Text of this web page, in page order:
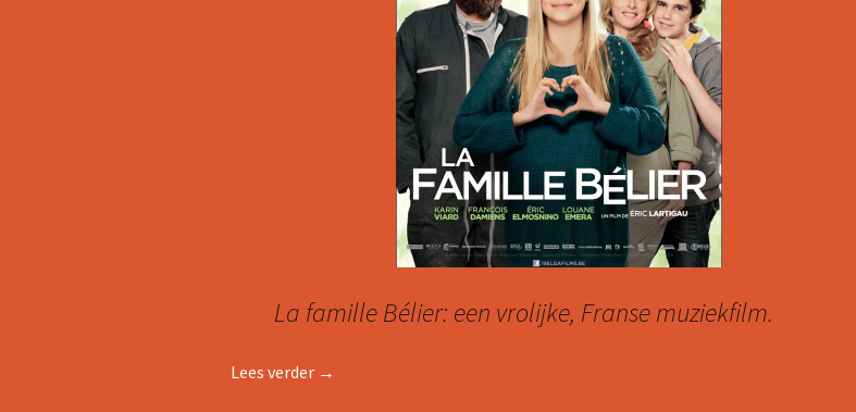
La famille Bélier: een vrolijke, Franse muziekfilm.
Lees verder FRANSE FILMTIP: LA FAMILLE BÉLIER
→